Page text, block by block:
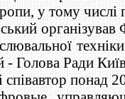
у тому числі
організував
Голова Ради
понад